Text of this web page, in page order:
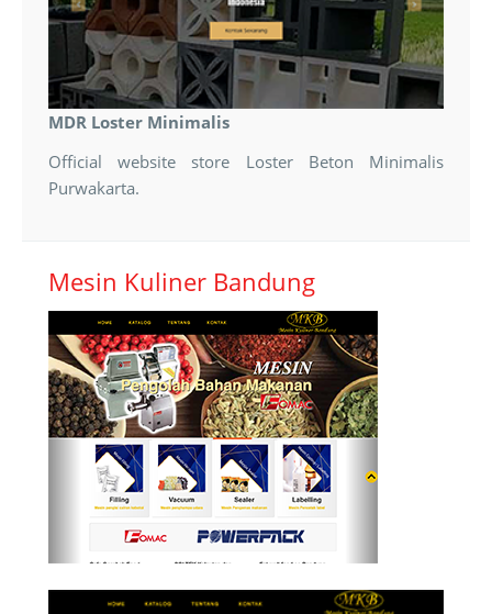
MDR Loster Minimalis
Official website store Loster Beton Minimalis
Purwakarta.
Mesin Kuliner Bandung